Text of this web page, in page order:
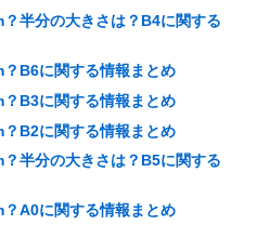
半分の大きさは？B4に関する
B6に関する情報まとめ
B3に関する情報まとめ
B2に関する情報まとめ
半分の大きさは？B5に関する
A0に関する情報まとめ